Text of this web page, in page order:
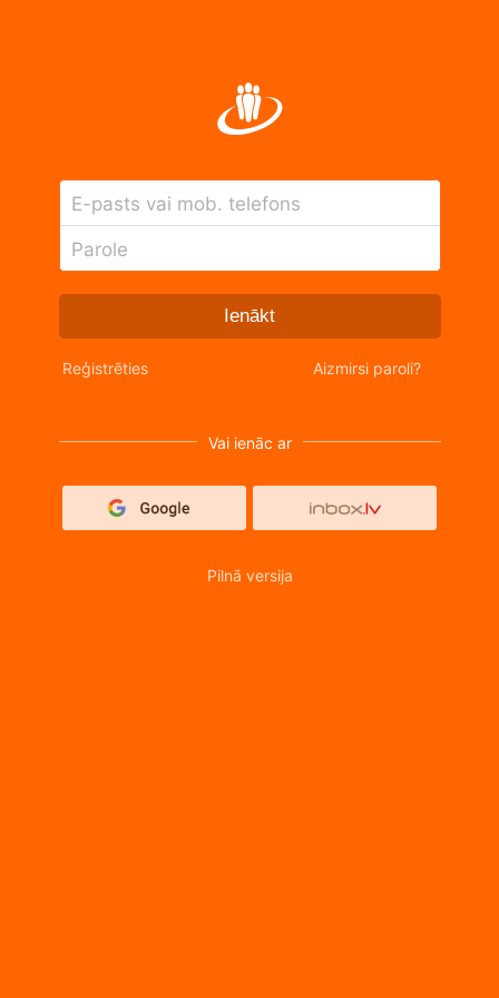
E-pasts vai mob. telefons
Parole
Ienākt
Reģistrēties Aizmirsi paroli?
Vai ienāc ar
Pilnā versija